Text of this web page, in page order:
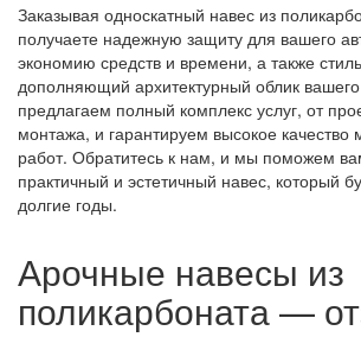
Заказывая односкатный навес из
получаете надежную защиту для вашего
экономию средств и времени, а также
дополняющий архитектурный облик
предлагаем полный комплекс услуг, от
монтажа, и гарантируем высокое качество
работ. Обратитесь к нам, и мы поможем
практичный и эстетичный навес, который
долгие годы.
Арочные навесы из
поликарбоната —